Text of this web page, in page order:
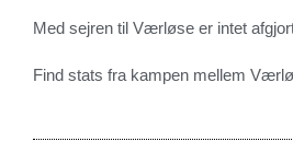
Med sejren til Værløse er intet
Find stats fra kampen mellem